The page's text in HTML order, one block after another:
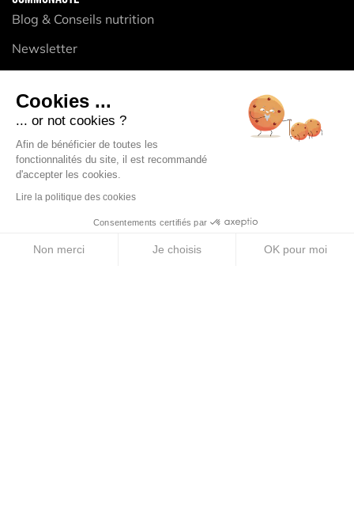
Blog & Conseils nutrition
Newsletter
PRODUITS
Compotes énergétiques
Gels énergétiques
Barres énergétiques
Pastilles électrolytes
Cookies ...
... or not cookies ?
Afin de bénéficier de toutes les
fonctionnalités du site, il est recommandé
d'accepter les cookies.
Lire la politique des cookies
Consentements certifiés par
Non merci Je choisis OK pour moi